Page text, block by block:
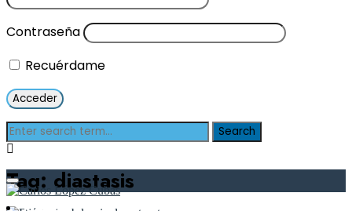
Contraseña
Recuérdame
Tag: diastasis